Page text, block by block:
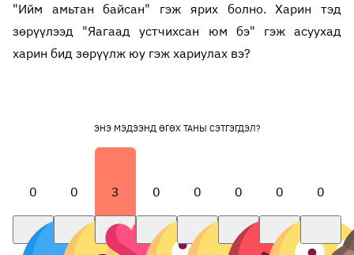
"Ийм амьтан байсан" гэж ярих болно. Харин тэд
зөрүүлээд "Яагаад устчихсан юм бэ" гэж асуухад
харин бид зөрүүлж юу гэж хариулах вэ?
ЭНЭ МЭДЭЭНД ӨГӨХ ТАНЫ СЭТГЭГДЭЛ?
0 0 3 0 0 0 0 0